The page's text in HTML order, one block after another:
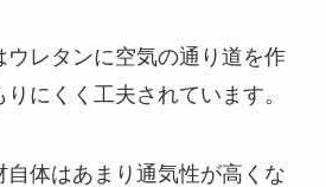
ウレタンに空気の通り道を作
にくく工夫されています。
自体はあまり通気性が高くな